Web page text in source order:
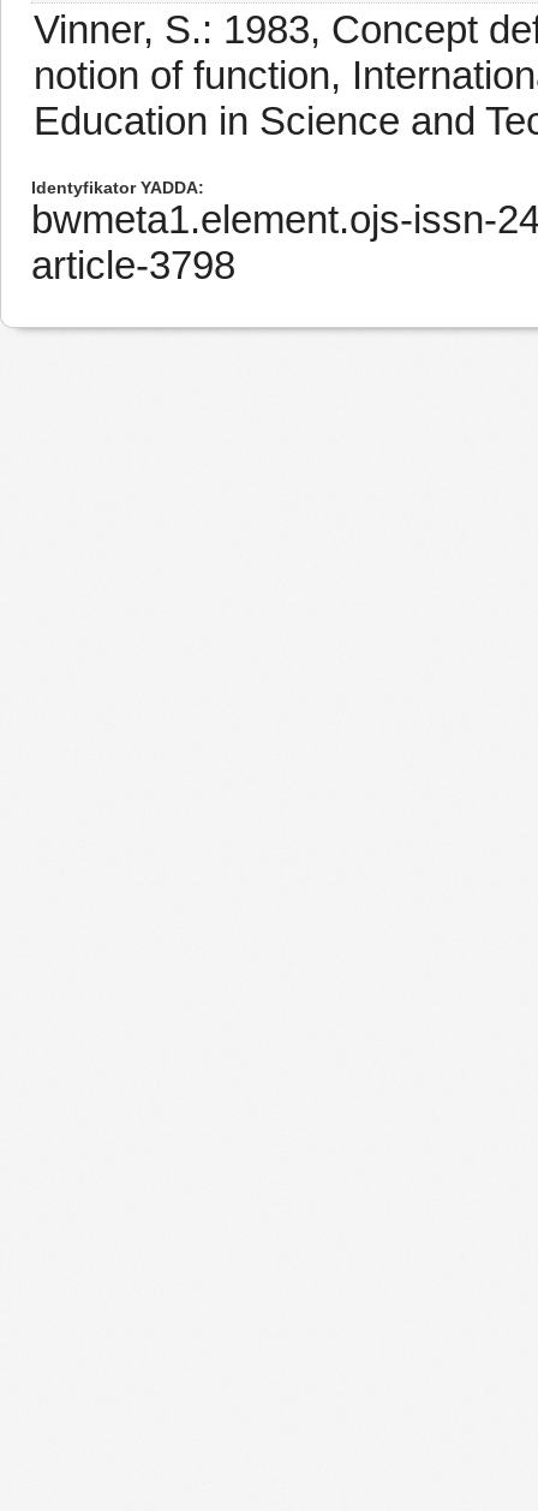
Vinner, S.: 1983, Concept
notion of function,
Education in Science and
Identyfikator YADDA
bwmeta1.element.ojs-issn-
article-3798